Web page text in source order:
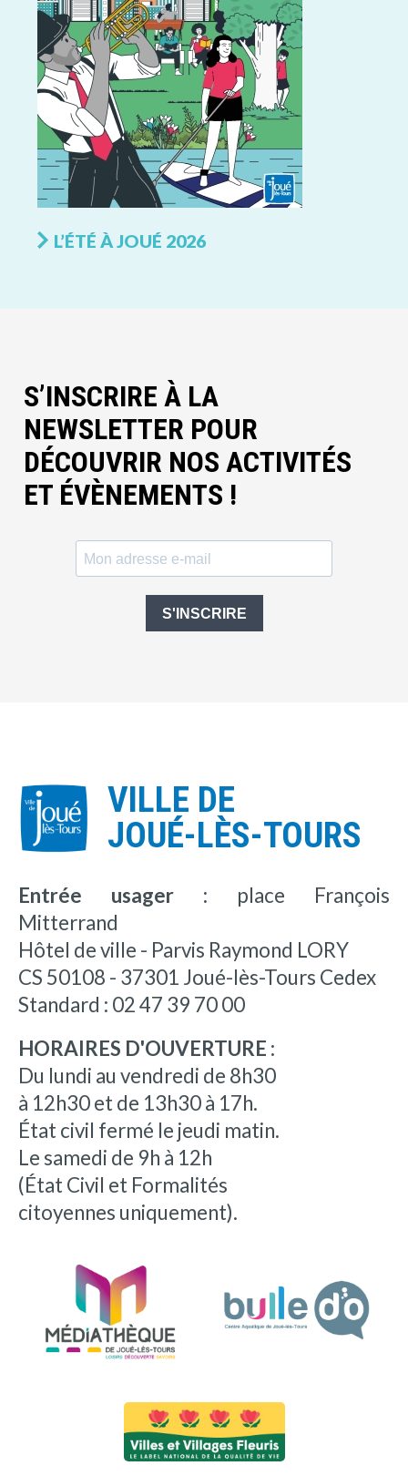
L’ÉTÉ À JOUÉ 2026
S’INSCRIRE À LA
NEWSLETTER POUR
DÉCOUVRIR NOS ACTIVITÉS
ET ÉVÈNEMENTS !
S'INSCRIRE
VILLE DE
JOUÉ-LÈS-TOURS
Entrée usager : place François
Mitterrand
Hôtel de ville - Parvis Raymond LORY
CS 50108 - 37301 Joué-lès-Tours Cedex
Standard : 02 47 39 70 00
HORAIRES D'OUVERTURE :
Du lundi au vendredi de 8h30
à 12h30 et de 13h30 à 17h.
État civil fermé le jeudi matin.
Le samedi de 9h à 12h
(État Civil et Formalités
citoyennes uniquement).